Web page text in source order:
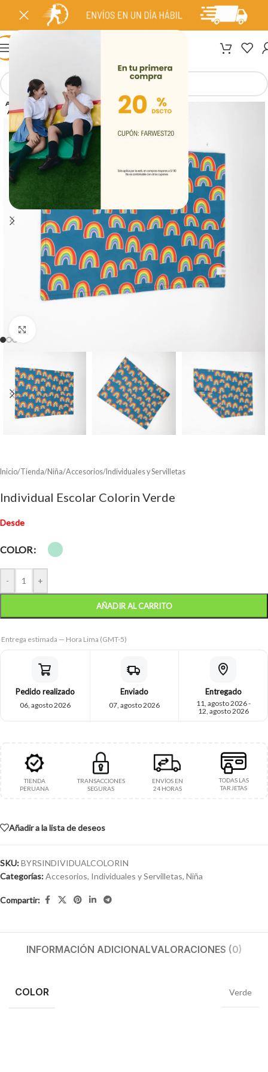
AGOT
ADO
Inicio/Tienda/Niña/Accesorios/ Individuales y Servilletas
Individual Escolar Colorin Verde
Desde
COLOR
- +
AÑADIR AL CARRITO
Entrega estimada — Hora Lima (GMT-5)
Pedido realizado
06, agosto 2026
Enviado
07, agosto 2026
Entregado
11, agosto 2026 -
12, agosto 2026
TIENDA
PERUANA
TRANSACCIONES
SEGURAS
ENVÍOS EN
24 HORAS
TODAS LAS
TARJETAS
Añadir a la lista de deseos
SKU:BYRSINDIVIDUALCOLORIN
Categorías:Accesorios, Individuales y Servilletas, Niña
Compartir:
INFORMACIÓN ADICIONALVALORACIONES (0)
COLOR Verde